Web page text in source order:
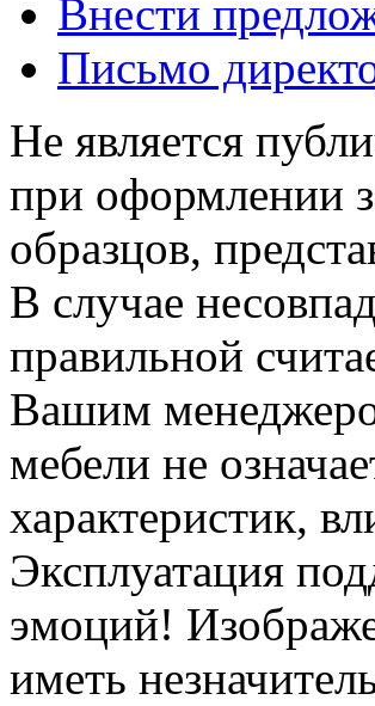
Внести
Письмо
Не является
при оформлении
образцов,
В случае
правильной
Вашим
мебели не
характеристик,
Эксплуатация
эмоций!
иметь